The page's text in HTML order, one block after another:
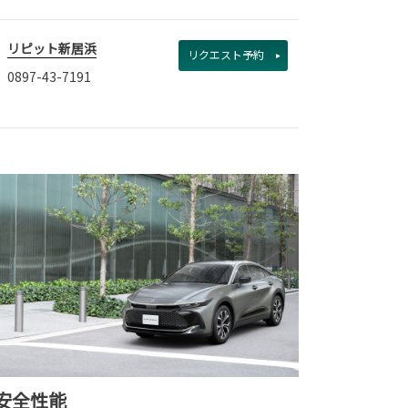
リピット新居浜
0897-43-7191
リクエスト予約
全性能